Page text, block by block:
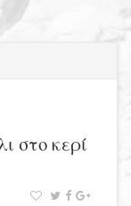
στο κερί